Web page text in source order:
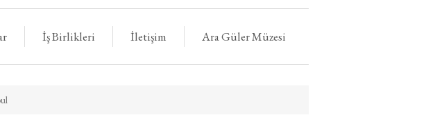
İş Birlikleri İletişim Ara Güler Müzesi